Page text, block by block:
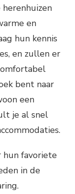
en
hun kennis
en zullen er
bent naar
een
je al snel
hun favoriete
in de